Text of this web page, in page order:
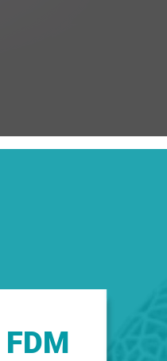
FDM